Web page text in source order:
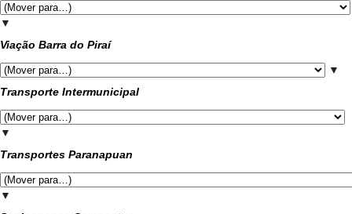
▼
Viação Barra do Piraí
▼
Transporte Intermunicipal
▼
Transportes Paranapuan
▼